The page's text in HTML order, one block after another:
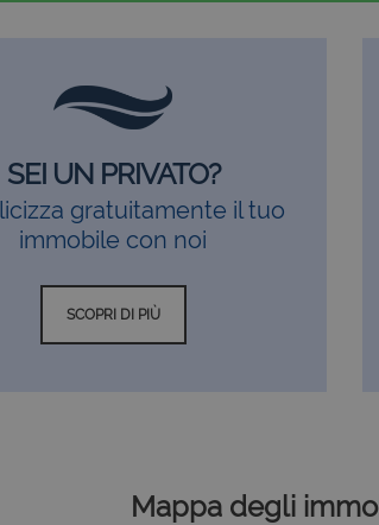
SEI UN PRIVATO?
gratuitamente il tuo
immobile con noi
SCOPRI DI PIÙ
Mappa degli